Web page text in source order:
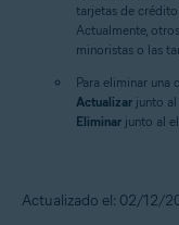
tarjetas de crédito
Actualmente,
minoristas o las
Para eliminar una
Actualizar junto
Eliminar junto al
Actualizado el: 02/12/